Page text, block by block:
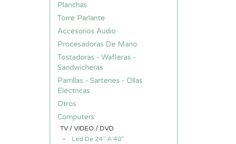
Planchas
Torre Parlante
Accesorios Audio
Procesadoras De Mano
Tostadoras - Wafleras -
Sandwicheras
Parrillas - Sartenes - Ollas
Eléctricas
Otros
Computers
TV / VIDEO / DVD
Led De 24" A 40"